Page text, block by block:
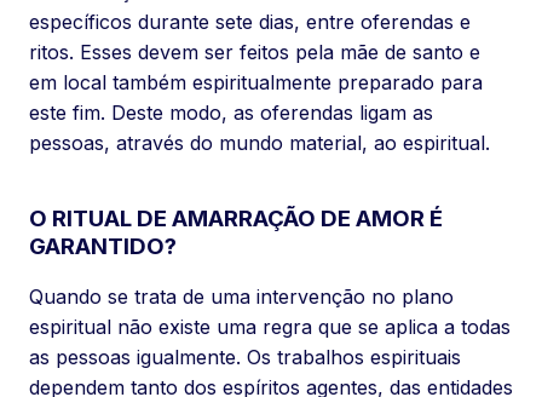
específicos durante sete dias, entre oferendas e
ritos. Esses devem ser feitos pela mãe de santo e
em local também espiritualmente preparado para
este fim. Deste modo, as oferendas ligam as
pessoas, através do mundo material, ao espiritual.
O RITUAL DE AMARRAÇÃO DE AMOR É
GARANTIDO?
Quando se trata de uma intervenção no plano
espiritual não existe uma regra que se aplica a todas
as pessoas igualmente. Os trabalhos espirituais
dependem tanto dos espíritos agentes, das entidades